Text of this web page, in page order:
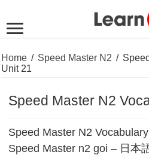
Home / Speed Master N2 /
Unit 21
Speed Master N2
Speed Master N2
Speed Master n2 goi – 日本